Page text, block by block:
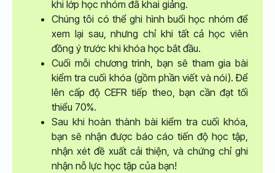
khi lớp học nhóm đã khai giảng.
Chúng tôi có thể ghi hình buổi học nhóm để
xem lại sau, nhưng chỉ khi tất cả học viên
đồng ý trước khi khóa học bắt đầu.
Cuối mỗi chương trình, bạn sẽ tham gia bài
kiểm tra cuối khóa (gồm phần viết và nói). Để
lên cấp độ CEFR tiếp theo, bạn cần đạt tối
thiểu 70%.
Sau khi hoàn thành bài kiểm tra cuối khóa,
bạn sẽ nhận được báo cáo tiến độ học tập,
nhận xét đề xuất cải thiện, và chứng chỉ ghi
nhận nỗ lực học tập của bạn!